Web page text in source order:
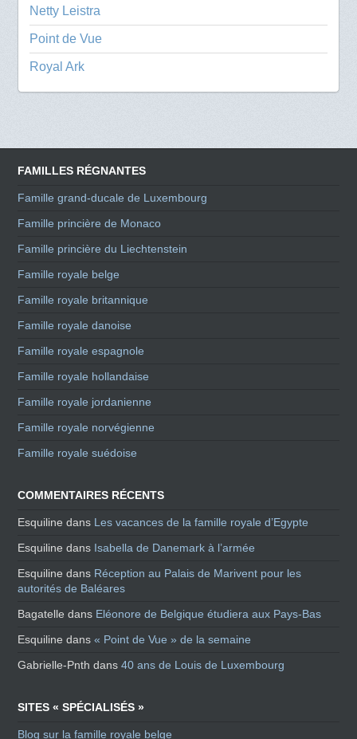
Netty Leistra
Point de Vue
Royal Ark
FAMILLES RÉGNANTES
Famille grand-ducale de Luxembourg
Famille princière de Monaco
Famille princière du Liechtenstein
Famille royale belge
Famille royale britannique
Famille royale danoise
Famille royale espagnole
Famille royale hollandaise
Famille royale jordanienne
Famille royale norvégienne
Famille royale suédoise
COMMENTAIRES RÉCENTS
Esquiline dans Les vacances de la famille royale d’Egypte
Esquiline dans Isabella de Danemark à l’armée
Esquiline dans Réception au Palais de Marivent pour les
autorités de Baléares
Bagatelle dans Eléonore de Belgique étudiera aux Pays-Bas
Esquiline dans« Point de Vue » de la semaine
Gabrielle-Pnth dans40 ans de Louis de Luxembourg
SITES « SPÉCIALISÉS »
Blog sur la famille royale belge